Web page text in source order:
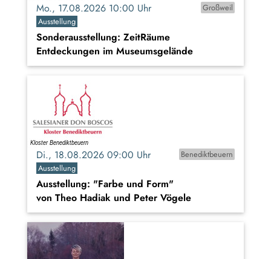
Mo., 17.08.2026 10:00 Uhr
Großweil
Ausstellung
Sonderausstellung: ZeitRäume
Entdeckungen im Museumsgelände
Di., 18.08.2026 09:00 Uhr
Benediktbeuern
Ausstellung
Ausstellung: "Farbe und Form"
von Theo Hadiak und Peter Vögele